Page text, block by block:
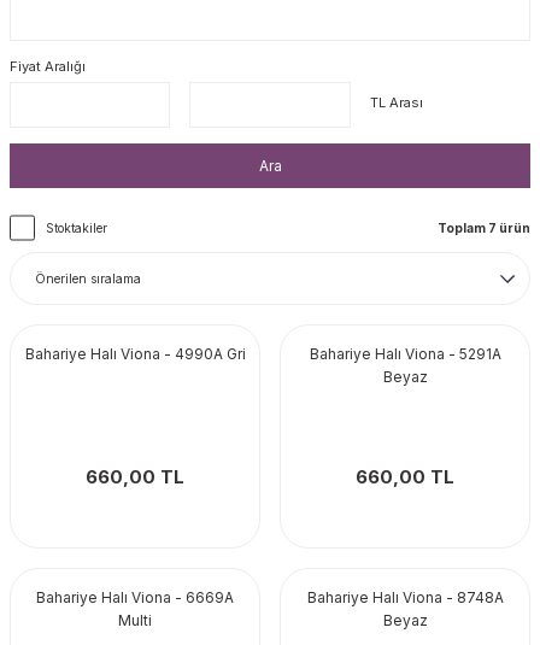
Fiyat Aralığı
TL Arası
Ara
Stoktakiler Toplam 7 ürün
Bahariye Halı Viona - 4990A Gri
660,00 TL
Bahariye Halı Viona - 5291A
Beyaz
660,00 TL
Bahariye Halı Viona - 6669A
Multi
Bahariye Halı Viona - 8748A
Beyaz